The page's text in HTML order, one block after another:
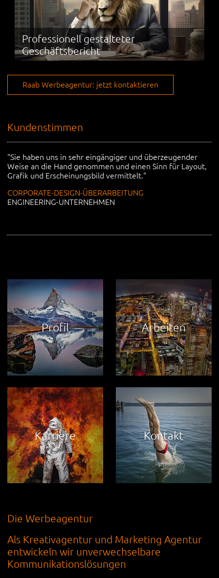
Professionell gestalteter
Geschäftsbericht
Raab Werbeagentur: jetzt kontaktieren
Kundenstimmen
"Sie haben uns in sehr eingängiger und überzeugender
Weise an die Hand genommen und einen Sinn für Layout,
Grafik und Erscheinungsbild vermittelt."
CORPORATE-DESIGN-ÜBERARBEITUNG
ENGINEERING-UNTERNEHMEN
Profil Arbeiten
Karriere Kontakt
Die Werbeagentur
Als Kreativagentur und Marketing Agentur
entwickeln wir unverwechselbare
Kommunikationslösungen